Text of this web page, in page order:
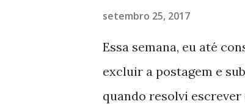
setembro 25, 2017
Essa semana, eu até
excluir a postagem e
quando resolvi